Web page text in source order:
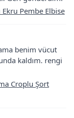
Ekru Pembe Elbise
benim vücut
kaldım. rengi
Croplu Şort